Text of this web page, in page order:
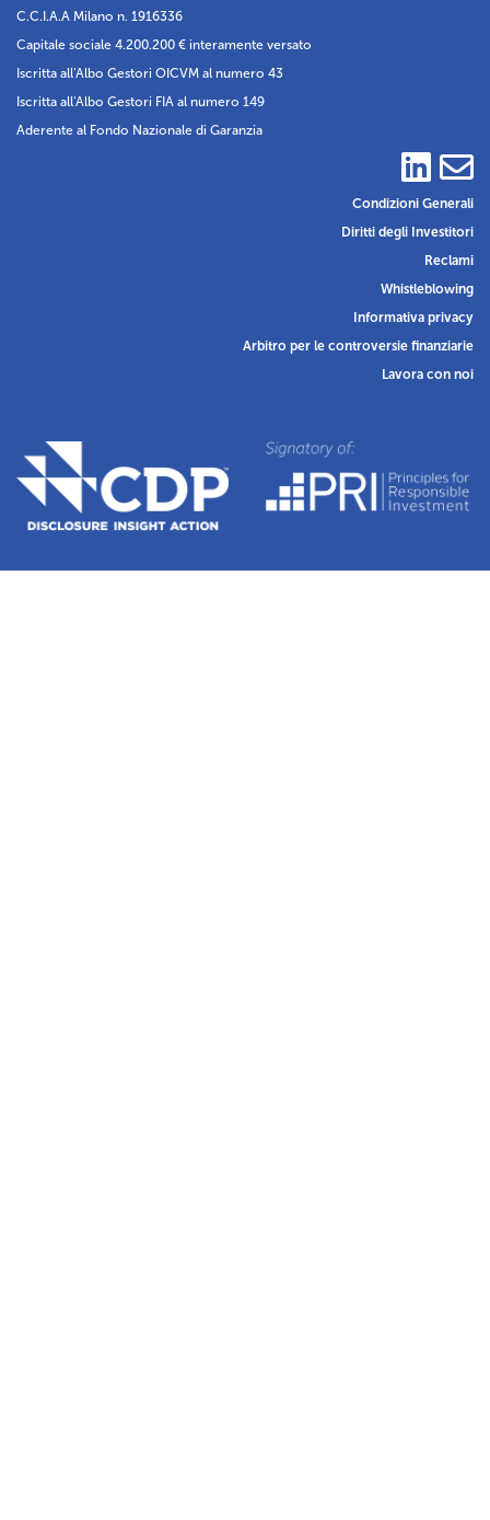
C.C.I.A.A Milano n. 1916336
Capitale sociale 4.200.200 € interamente versato
Iscritta all'Albo Gestori OICVM al numero 43
Iscritta all'Albo Gestori FIA al numero 149
Aderente al Fondo Nazionale di Garanzia
Condizioni Generali
Diritti degli Investitori
Reclami
Whistleblowing
Informativa privacy
Arbitro per le controversie finanziarie
Lavora con noi